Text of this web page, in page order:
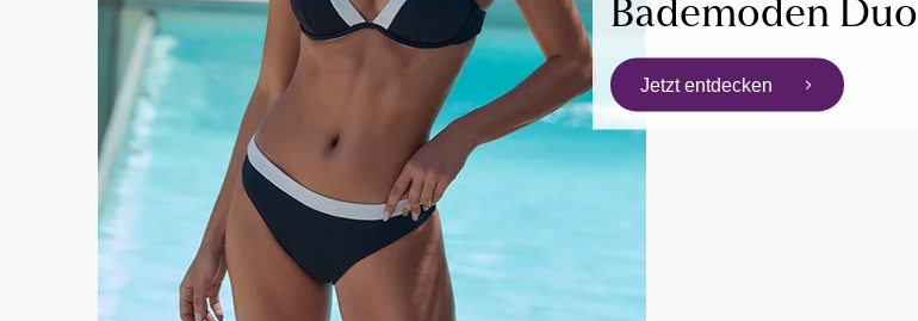
Bademoden Duo
Jetzt entdecken